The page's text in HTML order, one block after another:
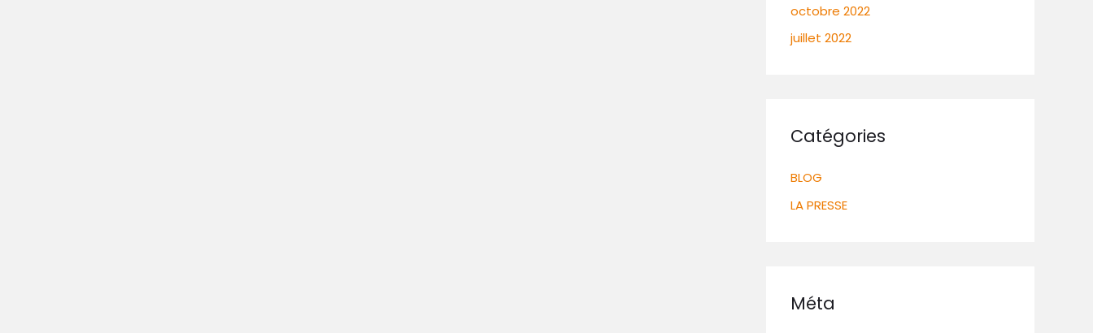
octobre 2022
juillet 2022
Catégories
BLOG
LA PRESSE
Méta